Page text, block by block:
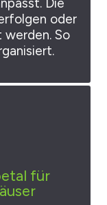
Die
oder
So
für